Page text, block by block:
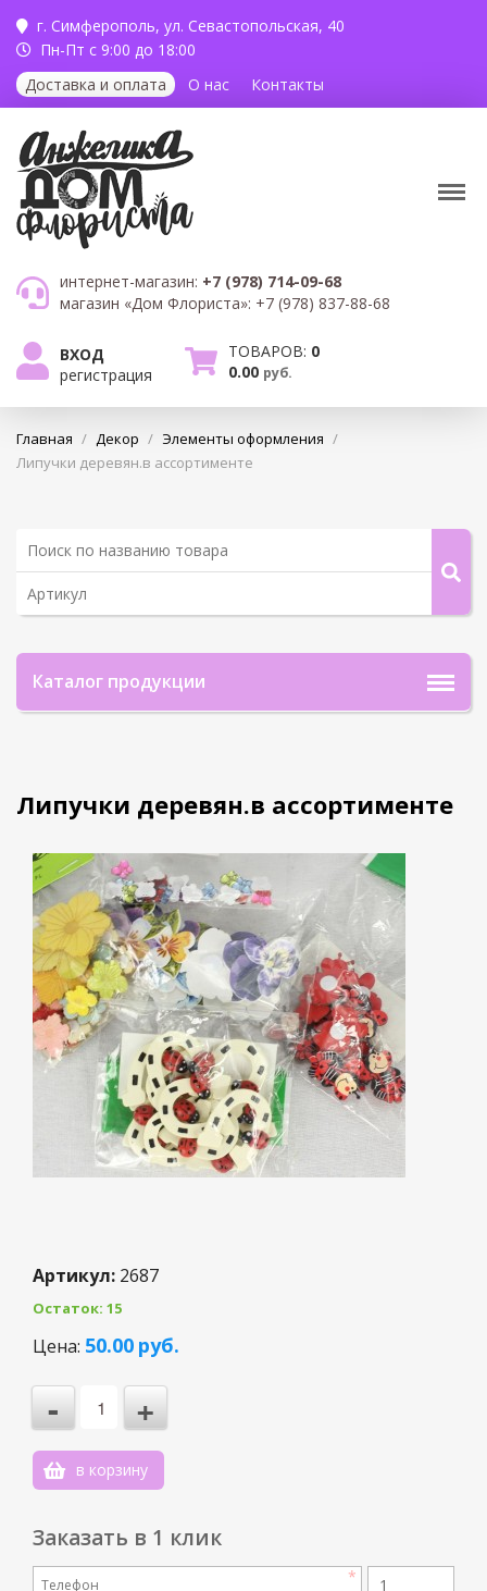
г. Симферополь, ул. Севастопольская, 40
Пн-Пт с 9:00 до 18:00
Доставка и оплата
О нас Контакты
интернет-магазин: +7 (978) 714-09-68
магазин «Дом Флориста»: +7 (978) 837-88-68
ВХОД
регистрация
ТОВАРОВ: 0
0.00 руб.
Главная / Декор / Элементы оформления /
Липучки деревян.в ассортименте
Каталог продукции
Липучки деревян.в ассортименте
Артикул: 2687
Остаток: 15
Цена: 50.00 руб.
3
1
0
-1
+
-
в корзину
Заказать в 1 клик